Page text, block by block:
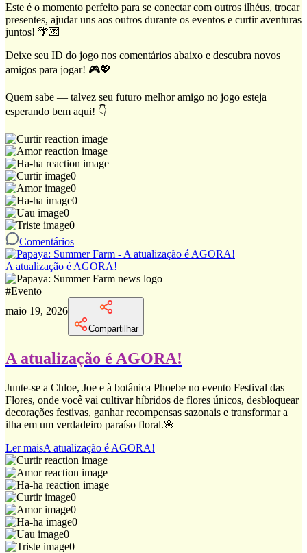
Este é o momento perfeito para se conectar com outros ilhéus, trocar
presentes, ajudar uns aos outros durante os eventos e curtir aventuras
juntos! 🌴💌
Deixe seu ID do jogo nos comentários abaixo e descubra novos
amigos para jogar! 🎮💖
Quem sabe — talvez seu futuro melhor amigo no jogo esteja
esperando bem aqui! 👇
0
0
0
0
0
Comentários
A atualização é AGORA!
#Evento
maio 19, 2026
Compartilhar
A atualização é AGORA!
Junte-se a Chloe, Joe e à botânica Phoebe no evento Festival das
Flores, onde você vai cultivar híbridos de flores únicos, desbloquear
decorações festivas, ganhar recompensas sazonais e transformar a
ilha em um verdadeiro paraíso floral.🌸
Ler maisA atualização é AGORA!
0
0
0
0
0